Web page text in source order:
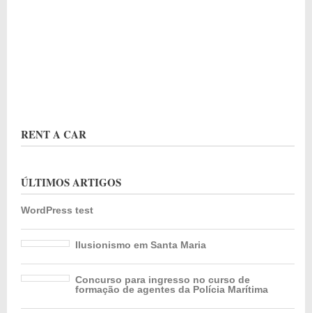
RENT A CAR
ÚLTIMOS ARTIGOS
WordPress test
Ilusionismo em Santa Maria
Concurso para ingresso no curso de
formação de agentes da Polícia Marítima